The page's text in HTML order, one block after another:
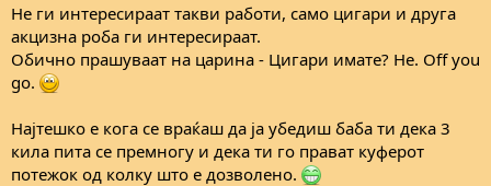
Не ги интересираат такви работи, само цигари и друга
акцизна роба ги интересираат.
Обично прашуваат на царина - Цигари имате? Не. Off you
go.
Најтешко е кога се враќаш да ја убедиш баба ти дека 3
кила пита се премногу и дека ти го прават куферот
потежок од колку што е дозволено.